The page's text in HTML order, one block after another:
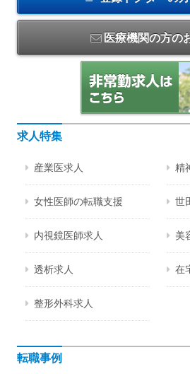
医療機関の方の
求人特集
産業医求人 精
女性医師の転職支援 世
内視鏡医師求人 美
透析求人 在
整形外科求人
転職事例